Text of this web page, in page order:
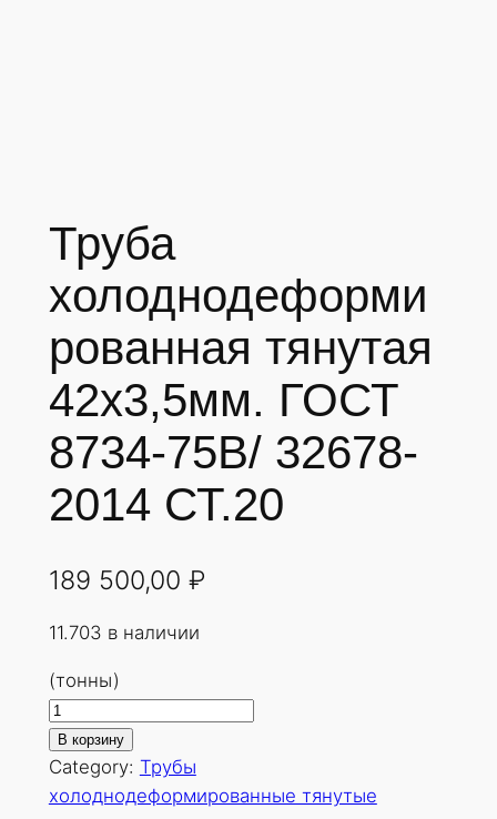
Труба
холоднодеформи
рованная тянутая
42х3,5мм. ГОСТ
8734-75В/ 32678-
2014 СТ.20
189 500,00 ₽
11.703 в наличии
(тонны)
К
о
л
и
В корзину
Category: Трубы
холоднодеформированные тянутые